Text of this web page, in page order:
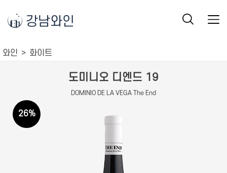
강남와인
와인 화이트
도미니오 디엔드 19
DOMINIO DE LA VEGA The End
26%